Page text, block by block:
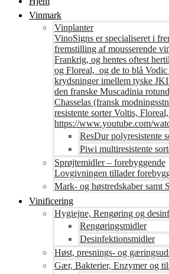
Vinmark
Vinplanter
VinoSigns er specialiseret i
fremstilling af mousserende
Frankrig, og hentes oftest
og Floreal, og de to blå
krydsninger imellem tyske
den franske Muscadinia
Chasselas (fransk
resistente sorter Voltis,
https://www.youtube.com/
ResDur polyresistente
Piwi multiresistente
Sprøjtemidler – forebyggende
Lovgivningen tillader
Mark- og høstredskaber samt
Vinificering
Hygiejne, Rengøring og
Rengøringsmidler
Desinfektionsmidler
Høst, presnings- og
Gær, Bakterier, Enzymer og